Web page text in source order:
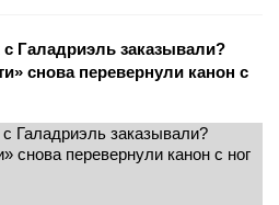
Галадриэль заказывали?
снова перевернули канон с